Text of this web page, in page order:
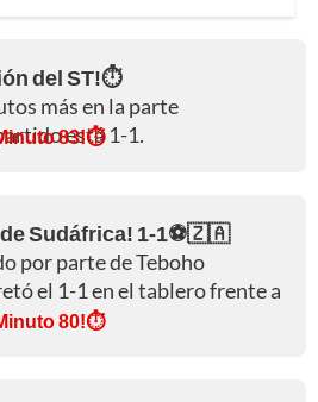
del ST!⏱️
más en la parte
está 1-1.
83!⏱️
Sudáfrica! 1-1⚽🇿🇦
por parte de Teboho
el 1-1 en el tablero frente a
80!⏱️